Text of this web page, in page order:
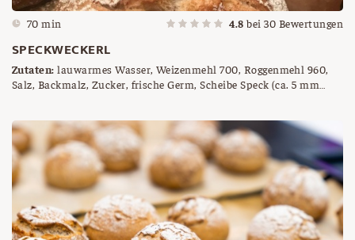
70 min 4.8 bei30 Bewertungen
SPECKWECKERL
Zutaten: lauwarmes Wasser, Weizenmehl 700, Roggenmehl 960,
Salz, Backmalz, Zucker, frische Germ, Scheibe Speck (ca. 5 mm